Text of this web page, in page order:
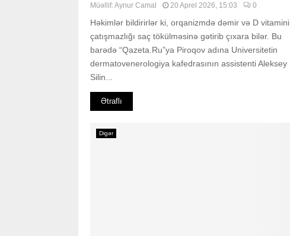
Müəllif:Aynur Camal 20 Aprel 2026, 15:03 0
Həkimlər bildirirlər ki, orqanizmdə dəmir və D vitamini
çatışmazlığı saç tökülməsinə gətirib çıxara bilər. Bu
barədə “Qazeta.Ru”ya Piroqov adına Universitetin
dermatovenerologiya kafedrasının assistenti Aleksey
Silin...
Ətraflı
Digər